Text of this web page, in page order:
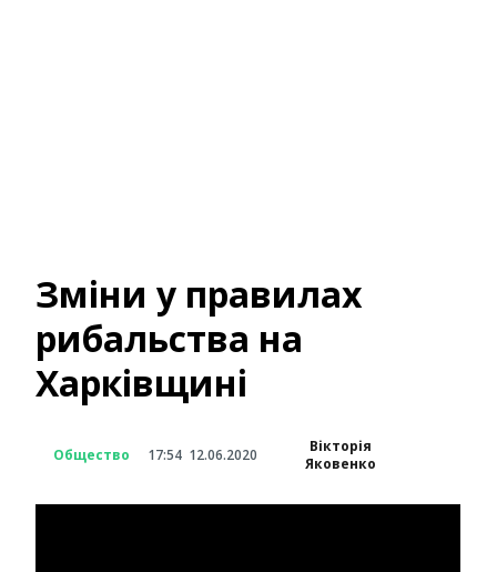
Зміни у правилах
рибальства на
Харківщині
Общество 17:54 12.06.2020
Вікторія
Яковенко